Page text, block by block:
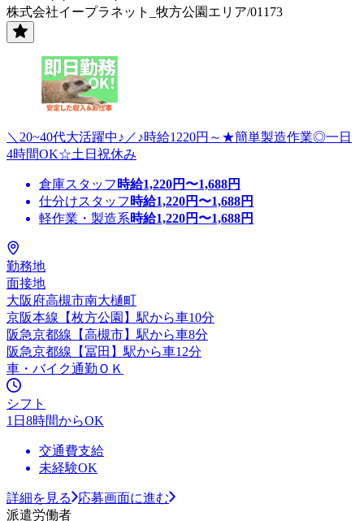
株式会社イープラネット_牧方公園エリア/01173
＼20~40代大活躍中♪／♪時給1220円～★簡単製造作業◎一日
4時間OK☆土日祝休み
倉庫スタッフ 時給1,220円〜1,688円
仕分けスタッフ 時給1,220円〜1,688円
軽作業・製造系時給1,220円〜1,688円
勤務地
面接地
大阪府高槻市南大樋町
京阪本線【枚方公園】駅から車10分
阪急京都線【高槻市】駅から車8分
阪急京都線【冨田】駅から車12分
車・バイク通勤ＯＫ
シフト
1日8時間からOK
交通費支給
未経験OK
詳細を見る
応募画面に進む
派遣労働者